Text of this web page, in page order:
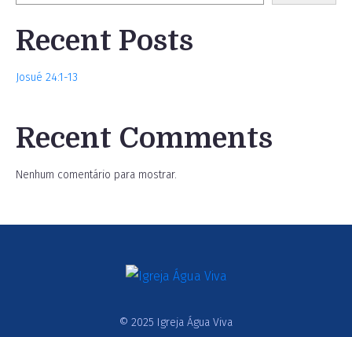
Recent Posts
Josué 24:1-13
Recent Comments
Nenhum comentário para mostrar.
© 2025 Igreja Água Viva